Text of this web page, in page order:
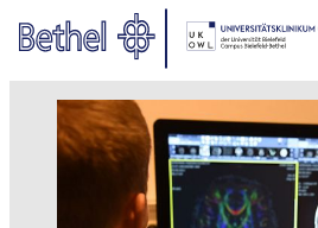
Zum Hauptinhalt springen
Zur Fußzeile springen
Bethel -